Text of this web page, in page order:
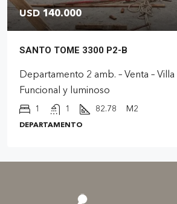
USD 140.000
SANTO TOME 3300 P2-B
Departamento 2 amb. – Venta –
Funcional y luminoso
1 1 82.78 M2
DEPARTAMENTO